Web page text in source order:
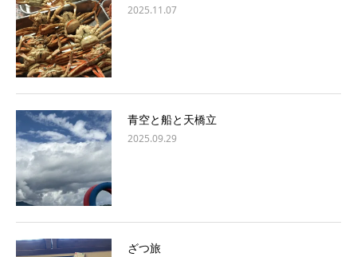
2025.11.07
青空と船と天橋立
2025.09.29
ざつ旅